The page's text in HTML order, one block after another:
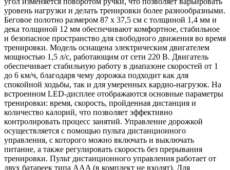
уровень нагрузки и делать тренировки более разнообразными.
Беговое полотно размером 87 х 37,5 см с толщиной 1,4 мм и
дека толщиной 12 мм обеспечивают комфортное, стабильное
и безопасное пространство для свободного движения во время
тренировки. Модель оснащена электрическим двигателем
мощностью 1,5 л/с, работающим от сети 220 В. Двигатель
обеспечивает стабильную работу в диапазоне скоростей от 1
до 6 км/ч, благодаря чему дорожка подходит как для
спокойной ходьбы, так и для умеренных кардио-нагрузок. На
встроенном LED-дисплее отображаются основные параметры
тренировки: время, скорость, пройденная дистанция и
количество калорий, что позволяет эффективно
контролировать процесс занятий. Управление дорожкой
осуществляется с помощью пульта дистанционного
управления, с которого можно включать и выключать
питание, а также регулировать скорость без прерывания
тренировки. Пульт дистанционного управления работает от
двух батареек типа AAA (в комплект не входят). Для